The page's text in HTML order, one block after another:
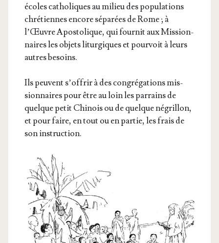
écoles catho­liques au milieu des popu­la­tions
chré­tiennes encore sépa­rées de Rome ; à
l’Œuvre Apos­to­lique, qui four­nit aux Mis­sion­
naires les objets litur­giques et pour­voit à leurs
autres besoins.
Ils peuvent s’of­frir à des congré­ga­tions mis­
sion­naires pour être au loin les par­rains de
quelque petit Chi­nois ou de quelque négrillon,
et pour faire, en tout ou en par­tie, les frais de
son instruction.